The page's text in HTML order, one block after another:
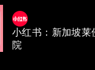
小红书：新加坡莱
院